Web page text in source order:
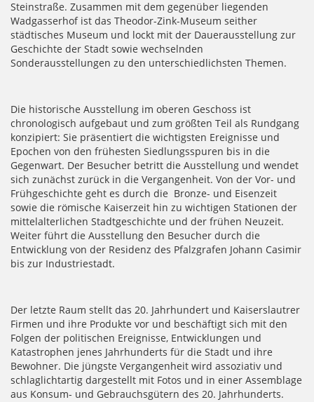
Steinstraße. Zusammen mit dem gegenüber liegenden
Wadgasserhof ist das Theodor-Zink-Museum seither
städtisches Museum und lockt mit der Dauerausstellung zur
Geschichte der Stadt sowie wechselnden
Sonderausstellungen zu den unterschiedlichsten Themen.
Die historische Ausstellung im oberen Geschoss ist
chronologisch aufgebaut und zum größten Teil als Rundgang
konzipiert: Sie präsentiert die wichtigsten Ereignisse und
Epochen von den frühesten Siedlungsspuren bis in die
Gegenwart. Der Besucher betritt die Ausstellung und wendet
sich zunächst zurück in die Vergangenheit. Von der Vor- und
Frühgeschichte geht es durch die Bronze- und Eisenzeit
sowie die römische Kaiserzeit hin zu wichtigen Stationen der
mittelalterlichen Stadtgeschichte und der frühen Neuzeit.
Weiter führt die Ausstellung den Besucher durch die
Entwicklung von der Residenz des Pfalzgrafen Johann Casimir
bis zur Industriestadt.
Der letzte Raum stellt das 20. Jahrhundert und Kaiserslautrer
Firmen und ihre Produkte vor und beschäftigt sich mit den
Folgen der politischen Ereignisse, Entwicklungen und
Katastrophen jenes Jahrhunderts für die Stadt und ihre
Bewohner. Die jüngste Vergangenheit wird assoziativ und
schlaglichtartig dargestellt mit Fotos und in einer Assemblage
aus Konsum- und Gebrauchsgütern des 20. Jahrhunderts.